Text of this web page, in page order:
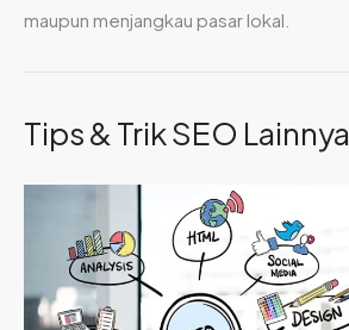
maupun menjangkau pasar lokal.
Tips & Trik SEO Lainnya